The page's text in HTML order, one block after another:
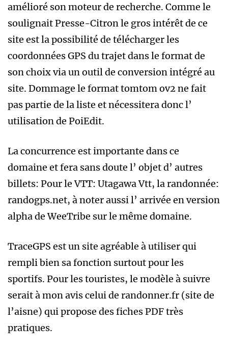
amélioré son moteur de recherche. Comme le
soulignait Presse-Citron le gros intérêt de ce
site est la possibilité de télécharger les
coordonnées GPS du trajet dans le format de
son choix via un outil de conversion intégré au
site. Dommage le format tomtom ov2 ne fait
pas partie de la liste et nécessitera donc l’
utilisation de PoiEdit.
La concurrence est importante dans ce
domaine et fera sans doute l’ objet d’ autres
billets: Pour le VTT: Utagawa Vtt, la randonnée:
randogps.net, à noter aussi l’ arrivée en version
alpha de WeeTribe sur le même domaine.
TraceGPS est un site agréable à utiliser qui
rempli bien sa fonction surtout pour les
sportifs. Pour les touristes, le modèle à suivre
serait à mon avis celui de randonner.fr (site de
l’aisne) qui propose des fiches PDF très
pratiques.